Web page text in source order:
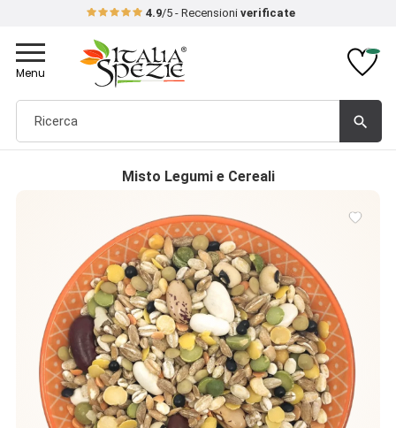
4.9/5 - Recensioni verificate
search
Toggle
navigation
Menu
Misto Legumi e Cereali
